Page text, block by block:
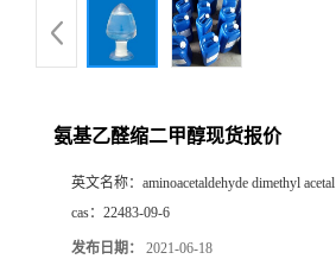
氨基乙醛缩二甲醇现货报价
英文名称： aminoacetaldehyde dimethyl acetal
cas： 22483-09-6
发布日期： 2021-06-18